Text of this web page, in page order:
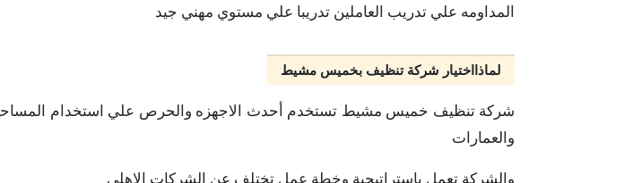
المداومه علي تدريب العاملين تدريبا علي مستوي مهني جيد
لماذااختيار شركة تنظيف بخميس مشيط
شركة تنظيف خميس مشيط تستخدم أحدث الاجهزه والحرص علي استخدام المساحيق
والعمارات
والشركة تعمل باستراتيجية وخطة عمل تختلف عن الشركات الاهلي